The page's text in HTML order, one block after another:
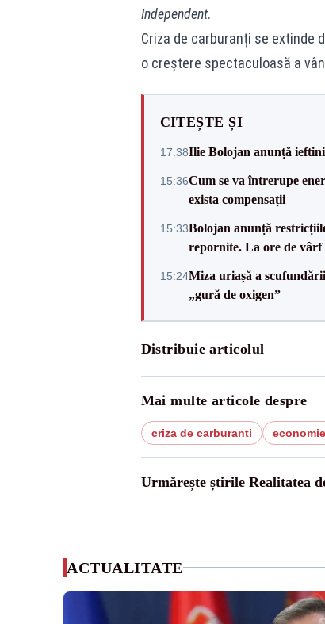
Independent.
Criza de carburanți se extinde
o creștere spectaculoasă a
CITEȘTE ȘI
17:38Ilie Bolojan anunță
15:36Cum se va întrerupe
exista compensații
15:33Bolojan anunță
repornite. La ore de
15:24Miza uriașă a
„gură de oxigen”
Distribuie articolul
Mai multe articole despre
criza de carburanti economie
Urmărește știrile Realitatea
ACTUALITATE